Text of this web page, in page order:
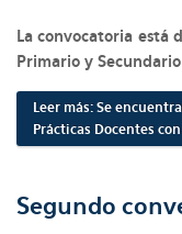
La convocatoria está
Primario y
Leer más: Se
Prácticas Docentes
Segundo